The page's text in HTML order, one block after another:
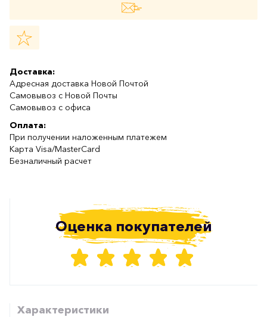
Доставка:
Адресная доставка Новой Почтой
Самовывоз с Новой Почты
Самовывоз с офиса
Оплата:
При получении наложенным платежем
Карта Visa/MasterCard
Безналичный расчет
Оценка покупателей
Характеристики